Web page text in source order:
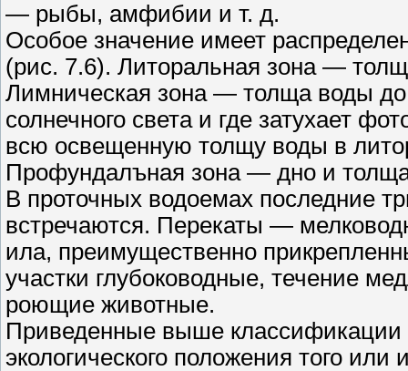
— рыбы, амфибии и т. д.
Особое значение имеет
(рис. 7.6). Литоральная зона —
Лимническая зона — толща воды до
солнечного света и где затухает
всю освещенную толщу воды в
Профундалъная зона — дно и толща
В проточных водоемах последние
встречаются. Перекаты —
ила, преимущественно
участки глубоководные, течение
роющие животные.
Приведенные выше классификации
экологического положения того